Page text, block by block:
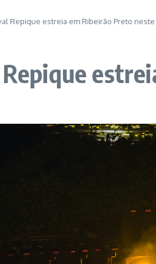
Repique estreia em Ribeirão Preto neste